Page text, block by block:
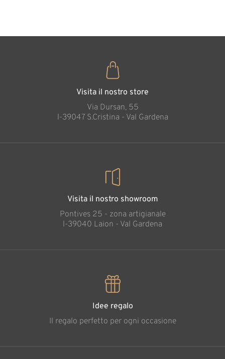
Visita il nostro store
Via Dursan, 55
l-39047 S.Cristina - Val Gardena
Visita il nostro showroom
Pontives 25 - zona artigianale
l-39040 Laion - Val Gardena
Idee regalo
Il regalo perfetto per ogni occasione